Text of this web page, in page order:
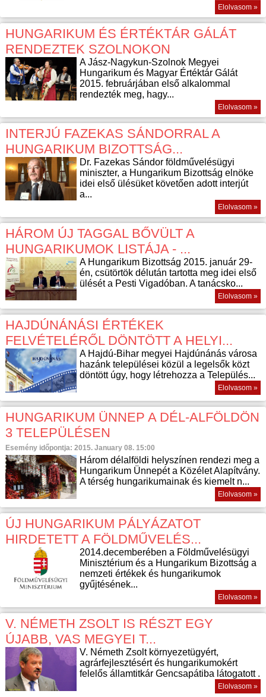
Elolvasom »
HUNGARIKUM ÉS ÉRTÉKTÁR GÁLÁT
RENDEZTEK SZOLNOKON
A Jász-Nagykun-Szolnok Megyei
Hungarikum és Magyar Értéktár Gálát
2015. februárjában első alkalommal
rendezték meg, hagy...
Elolvasom »
INTERJÚ FAZEKAS SÁNDORRAL A
HUNGARIKUM BIZOTTSÁG...
Dr. Fazekas Sándor földművelésügyi
miniszter, a Hungarikum Bizottság elnöke
idei első ülésüket követően adott interjút
a...
Elolvasom »
HÁROM ÚJ TAGGAL BŐVÜLT A
HUNGARIKUMOK LISTÁJA - ...
A Hungarikum Bizottság 2015. január 29-
én, csütörtök délután tartotta meg idei első
ülését a Pesti Vigadóban. A tanácsko...
Elolvasom »
HAJDÚNÁNÁSI ÉRTÉKEK
FELVÉTELÉRŐL DÖNTÖTT A HELYI...
A Hajdú-Bihar megyei Hajdúnánás városa
hazánk települései közül a legelsők közt
döntött úgy, hogy létrehozza a Település...
Elolvasom »
HUNGARIKUM ÜNNEP A DÉL-ALFÖLDÖN
3 TELEPÜLÉSEN
Esemény időpontja: 2015. January 08. 15:00
Három délalföldi helyszínen rendezi meg a
Hungarikum Ünnepét a Közélet Alapítvány.
A térség hungarikumainak és kiemelt n...
Elolvasom »
ÚJ HUNGARIKUM PÁLYÁZATOT
HIRDETETT A FÖLDMŰVELÉS...
2014.decemberében a Földművelésügyi
Minisztérium és a Hungarikum Bizottság a
nemzeti értékek és hungarikumok
gyűjtésének...
Elolvasom »
V. NÉMETH ZSOLT IS RÉSZT EGY
ÚJABB, VAS MEGYEI T...
V. Németh Zsolt környezetügyért,
agrárfejlesztésért és hungarikumokért
felelős államtitkár Gencsapátiba látogatott .
Elolvasom »